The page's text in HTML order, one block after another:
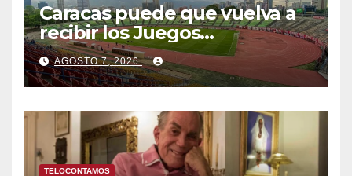
Caracas puede que vuelva a
recibir los Juegos
Centroamericanos y del
Caribe tras mas de 70 años
AGOSTO 7, 2026
TELOCONTAMOS